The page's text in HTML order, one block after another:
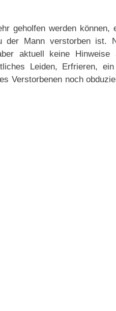
geholfen werden
der Mann verstorben ist.
aktuell keine Hinweise
Leiden, Erfrieren,
Verstorbenen noch